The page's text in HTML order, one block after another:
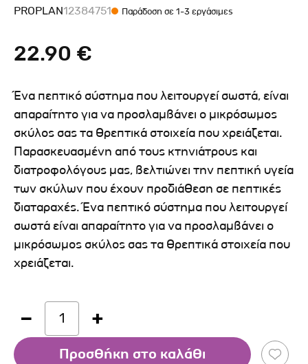
PROPLAN12384751 Παράδοση σε 1-3 εργάσιμες
22.90 €
Ένα πεπτικό σύστημα που λειτουργεί σωστά, είναι
απαραίτητο για να προσλαμβάνει ο μικρόσωμος
σκύλος σας τα θρεπτικά στοιχεία που χρειάζεται.
Παρασκευασμένη από τους κτηνιάτρους και
διατροφολόγους μας, βελτιώνει την πεπτική υγεία
των σκύλων που έχουν προδιάθεση σε πεπτικές
διαταραχές. Ένα πεπτικό σύστημα που λειτουργεί
σωστά είναι απαραίτητο για να προσλαμβάνει ο
μικρόσωμος σκύλος σας τα θρεπτικά στοιχεία που
χρειάζεται.
1
Προσθήκη στο καλάθι